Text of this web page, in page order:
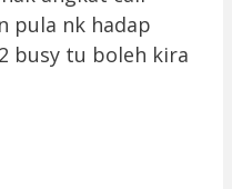
pula nk hadap
busy tu boleh kira